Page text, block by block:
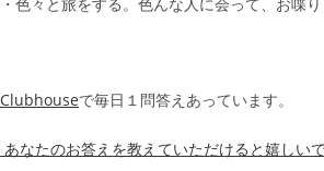
Clubhouseで毎日１問答えあっています。
あなたのお答えを教えていただけると嬉しいで